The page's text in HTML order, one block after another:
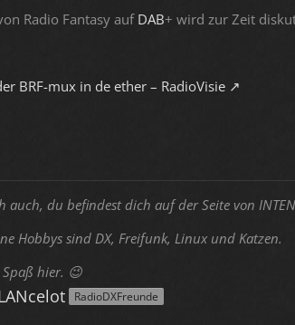
Radio Fantasy auf DAB+ wird zur Zeit
BRF-mux in de ether – RadioVisie
auch, du befindest dich auf der Seite von
Hobbys sind DX, Freifunk, Linux und Katzen.
Spaß hier. 😉
RadioDXFreunde